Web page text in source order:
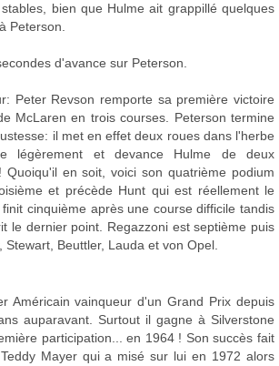
bien que Hulme ait grappillé quelques
Peterson.
d'avance sur Peterson.
Peter Revson remporte sa première victoire
McLaren en trois courses. Peterson termine
il met en effet deux roues dans l'herbe
légèrement et devance Hulme de deux
Quoiqu'il en soit, voici son quatrième podium
et précède Hunt qui est réellement le
cinquième après une course difficile tandis
le dernier point. Regazzoni est septième puis
Stewart, Beuttler, Lauda et von Opel.
Américain vainqueur d'un Grand Prix depuis
auparavant. Surtout il gagne à Silverstone
participation... en 1964 ! Son succès fait
Mayer qui a misé sur lui en 1972 alors